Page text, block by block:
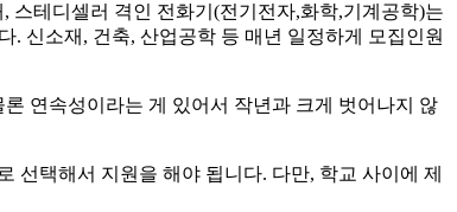
스테디셀러 격인 전화기(전기전자,화학,기계공학)는
. 신소재, 건축, 산업공학 등 매년 일정하게 모집인원
연속성이라는 게 있어서 작년과 크게 벗어나지 않
선택해서 지원을 해야 됩니다. 다만, 학교 사이에 제